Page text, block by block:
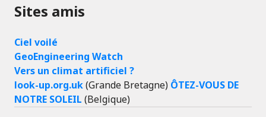
Sites amis
Ciel voilé
GeoEngineering Watch
Vers un climat artificiel ?
look-up.org.uk(Grande Bretagne) ÔTEZ-VOUS DE
NOTRE SOLEIL (Belgique)